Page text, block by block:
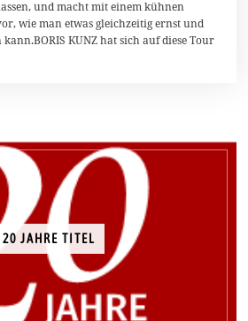
und macht mit einem kühnen
wie man etwas gleichzeitig ernst und
KUNZ hat sich auf diese Tour
20 JAHRE TITEL